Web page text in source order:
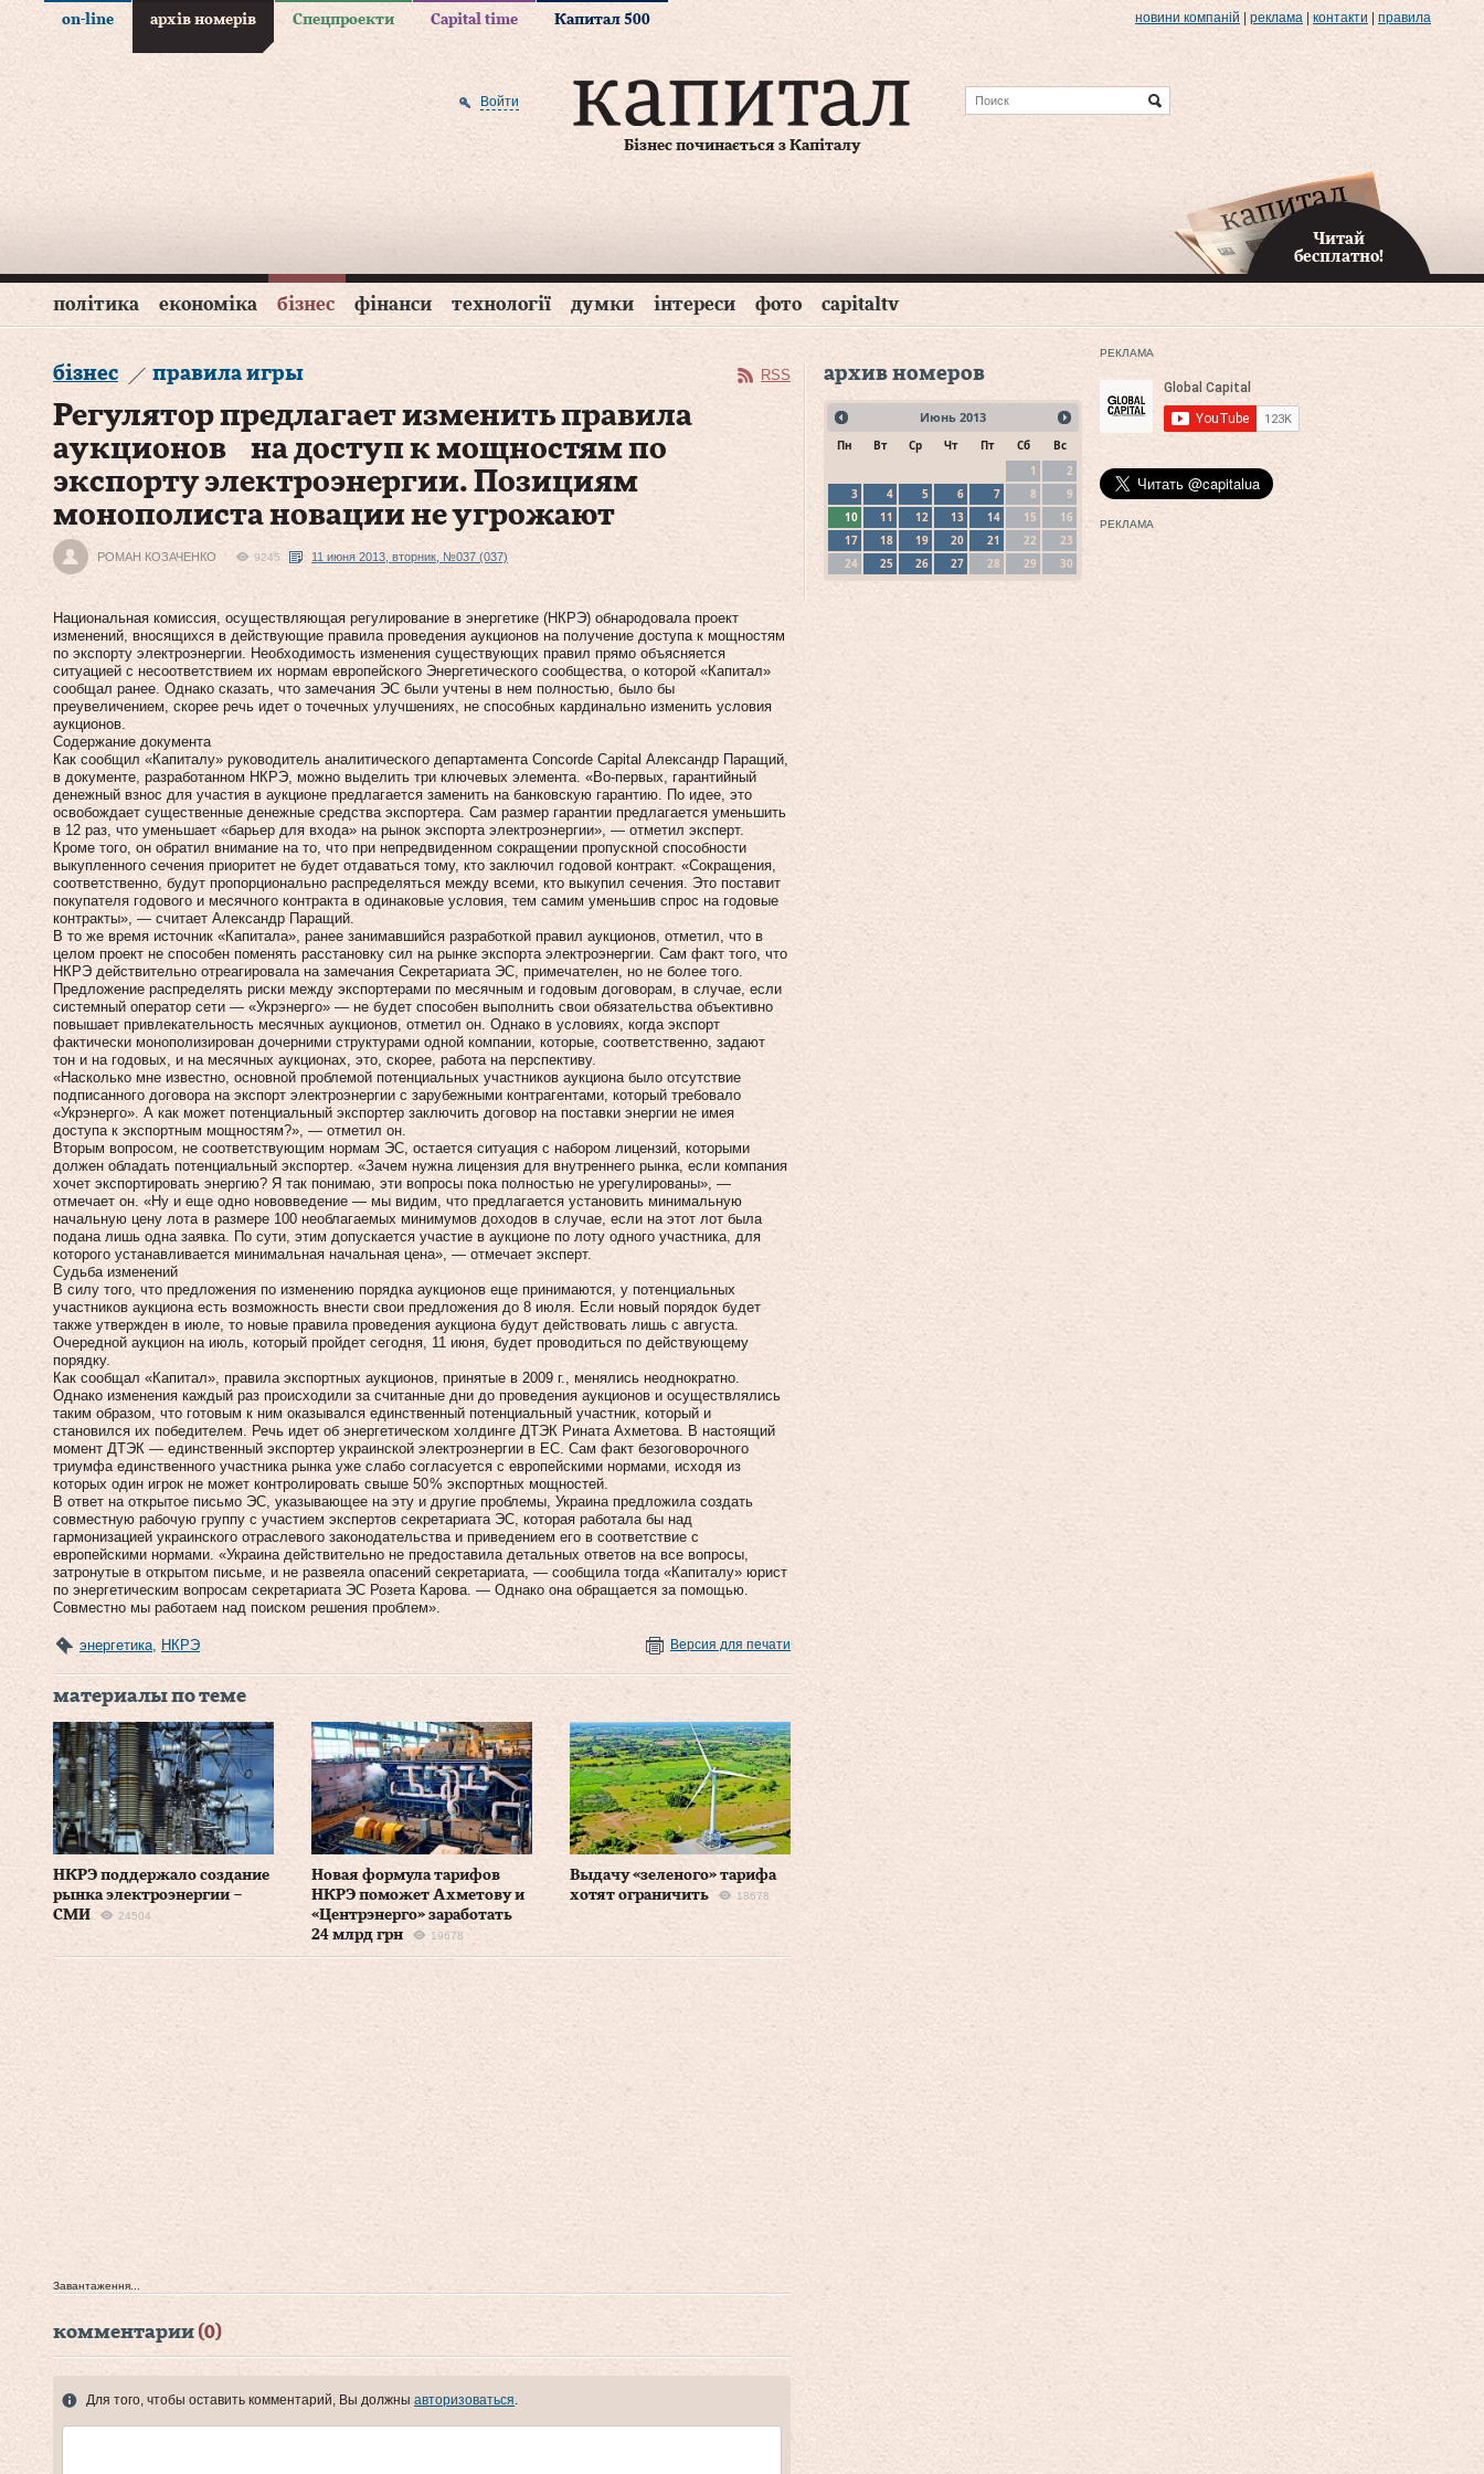
on-line архів номерів Спецпроекти Capital time Капитал 500 новини компаній реклама контакти правила
Бізнес починається з Капіталу
Войти
Читай
бесплатно!
політика економіка бізнес фінанси технології думки інтереси фото capitaltv
бізнес правила игры RSS
Регулятор предлагает изменить правила
аукционов на доступ к мощностям по
экспорту электроэнергии. Позициям
монополиста новации не угрожают
РОМАН КОЗАЧЕНКО 9245 11 июня 2013, вторник, №037 (037)
Национальная комиссия, осуществляющая регулирование в энергетике (НКРЭ) обнародовала проект
изменений, вносящихся в действующие правила проведения аукционов на получение доступа к мощностям
по экспорту электроэнергии. Необходимость изменения существующих правил прямо объясняется
ситуацией с несоответствием их нормам европейского Энергетического сообщества, о которой «Капитал»
сообщал ранее. Однако сказать, что замечания ЭС были учтены в нем полностью, было бы
преувеличением, скорее речь идет о точечных улучшениях, не способных кардинально изменить условия
аукционов.
Содержание документа
Как сообщил «Капиталу» руководитель аналитического департамента Concorde Capital Александр Паращий,
в документе, разработанном НКРЭ, можно выделить три ключевых элемента. «Во-первых, гарантийный
денежный взнос для участия в аукционе предлагается заменить на банковскую гарантию. По идее, это
освобождает существенные денежные средства экспортера. Сам размер гарантии предлагается уменьшить
в 12 раз, что уменьшает «барьер для входа» на рынок экспорта электроэнергии», — отметил эксперт.
Кроме того, он обратил внимание на то, что при непредвиденном сокращении пропускной способности
выкупленного сечения приоритет не будет отдаваться тому, кто заключил годовой контракт. «Сокращения,
соответственно, будут пропорционально распределяться между всеми, кто выкупил сечения. Это поставит
покупателя годового и месячного контракта в одинаковые условия, тем самим уменьшив спрос на годовые
контракты», — считает Александр Паращий.
В то же время источник «Капитала», ранее занимавшийся разработкой правил аукционов, отметил, что в
целом проект не способен поменять расстановку сил на рынке экспорта электроэнергии. Сам факт того, что
НКРЭ действительно отреагировала на замечания Секретариата ЭС, примечателен, но не более того.
Предложение распределять риски между экспортерами по месячным и годовым договорам, в случае, если
системный оператор сети — «Укрэнерго» — не будет способен выполнить свои обязательства объективно
повышает привлекательность месячных аукционов, отметил он. Однако в условиях, когда экспорт
фактически монополизирован дочерними структурами одной компании, которые, соответственно, задают
тон и на годовых, и на месячных аукционах, это, скорее, работа на перспективу.
«Насколько мне известно, основной проблемой потенциальных участников аукциона было отсутствие
подписанного договора на экспорт электроэнергии с зарубежными контрагентами, который требовало
«Укрэнерго». А как может потенциальный экспортер заключить договор на поставки энергии не имея
доступа к экспортным мощностям?», — отметил он.
Вторым вопросом, не соответствующим нормам ЭС, остается ситуация с набором лицензий, которыми
должен обладать потенциальный экспортер. «Зачем нужна лицензия для внутреннего рынка, если компания
хочет экспортировать энергию? Я так понимаю, эти вопросы пока полностью не урегулированы», —
отмечает он. «Ну и еще одно нововведение — мы видим, что предлагается установить минимальную
начальную цену лота в размере 100 необлагаемых минимумов доходов в случае, если на этот лот была
подана лишь одна заявка. По сути, этим допускается участие в аукционе по лоту одного участника, для
которого устанавливается минимальная начальная цена», — отмечает эксперт.
Судьба изменений
В силу того, что предложения по изменению порядка аукционов еще принимаются, у потенциальных
участников аукциона есть возможность внести свои предложения до 8 июля. Если новый порядок будет
также утвержден в июле, то новые правила проведения аукциона будут действовать лишь с августа.
Очередной аукцион на июль, который пройдет сегодня, 11 июня, будет проводиться по действующему
порядку.
Как сообщал «Капитал», правила экспортных аукционов, принятые в 2009 г., менялись неоднократно.
Однако изменения каждый раз происходили за считанные дни до проведения аукционов и осуществлялись
таким образом, что готовым к ним оказывался единственный потенциальный участник, который и
становился их победителем. Речь идет об энергетическом холдинге ДТЭК Рината Ахметова. В настоящий
момент ДТЭК — единственный экспортер украинской электроэнергии в ЕС. Сам факт безоговорочного
триумфа единственного участника рынка уже слабо согласуется с европейскими нормами, исходя из
которых один игрок не может контролировать свыше 50 % экспортных мощностей.
В ответ на открытое письмо ЭС, указывающее на эту и другие проблемы, Украина предложила создать
совместную рабочую группу с участием экспертов секретариата ЭС, которая работала бы над
гармонизацией украинского отраслевого законодательства и приведением его в соответствие с
европейскими нормами. «Украина действительно не предоставила детальных ответов на все вопросы,
затронутые в открытом письме, и не развеяла опасений секретариата, — сообщила тогда «Капиталу» юрист
по энергетическим вопросам секретариата ЭС Розета Карова. — Однако она обращается за помощью.
Совместно мы работаем над поиском решения проблем».
энергетика, НКРЭ Версия для печати
материалы по теме
НКРЭ поддержало создание
рынка электроэнергии –
СМИ
24504
Новая формула тарифов
НКРЭ поможет Ахметову и
«Центрэнерго» заработать
24 млрд грн
19678
Выдачу «зеленого» тарифа
хотят ограничить
18678
Завантаження...
комментарии (0)
Для того, чтобы оставить комментарий, Вы должны авторизоваться.
архив номеров
Июнь 2013
Пн Вт Ср Чт Пт Сб
Вс
1
2
3
4 5 6 7 8
9
10
11 12 13 14 15
16
17
18 19 20 21 22
23
24
25 26 27 28 29 30
РЕКЛАМА
РЕКЛАМА